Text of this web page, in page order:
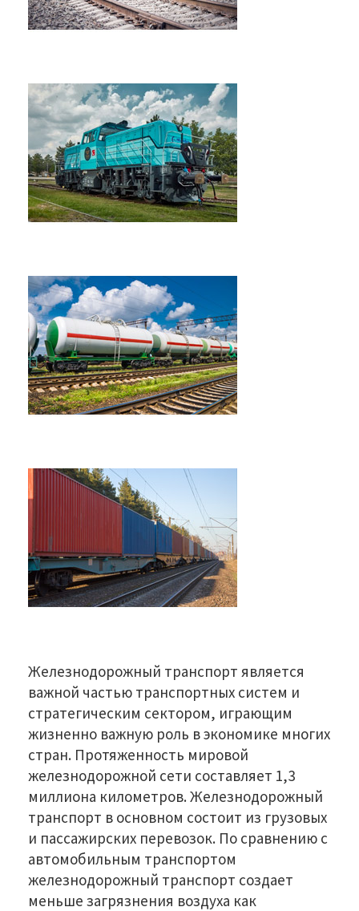
Железнодорожный транспорт является
важной частью транспортных систем и
стратегическим сектором, играющим
жизненно важную роль в экономике многих
стран. Протяженность мировой
железнодорожной сети составляет 1,3
миллиона километров. Железнодорожный
транспорт в основном состоит из грузовых
и пассажирских перевозок. По сравнению с
автомобильным транспортом
железнодорожный транспорт создает
меньше загрязнения воздуха как